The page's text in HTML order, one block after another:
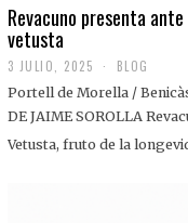
Revacuno presenta
vetusta
3 JULIO, 2025
J
U
I
BLOG
Portell de Morella /
DE JAIME SOROLLA
Vetusta, fruto de la